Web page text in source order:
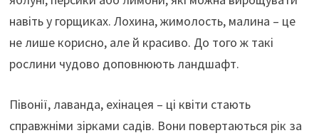
навіть у горщиках. Лохина, жимолость, малина – це
не лише корисно, але й красиво. До того ж такі
рослини чудово доповнюють ландшафт.
Півонії, лаванда, ехінацея – ці квіти стають
справжніми зірками садів. Вони повертаються рік за